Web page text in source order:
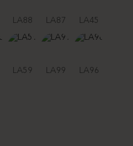
LA88 LA87 LA45
LA59 LA99 LA96